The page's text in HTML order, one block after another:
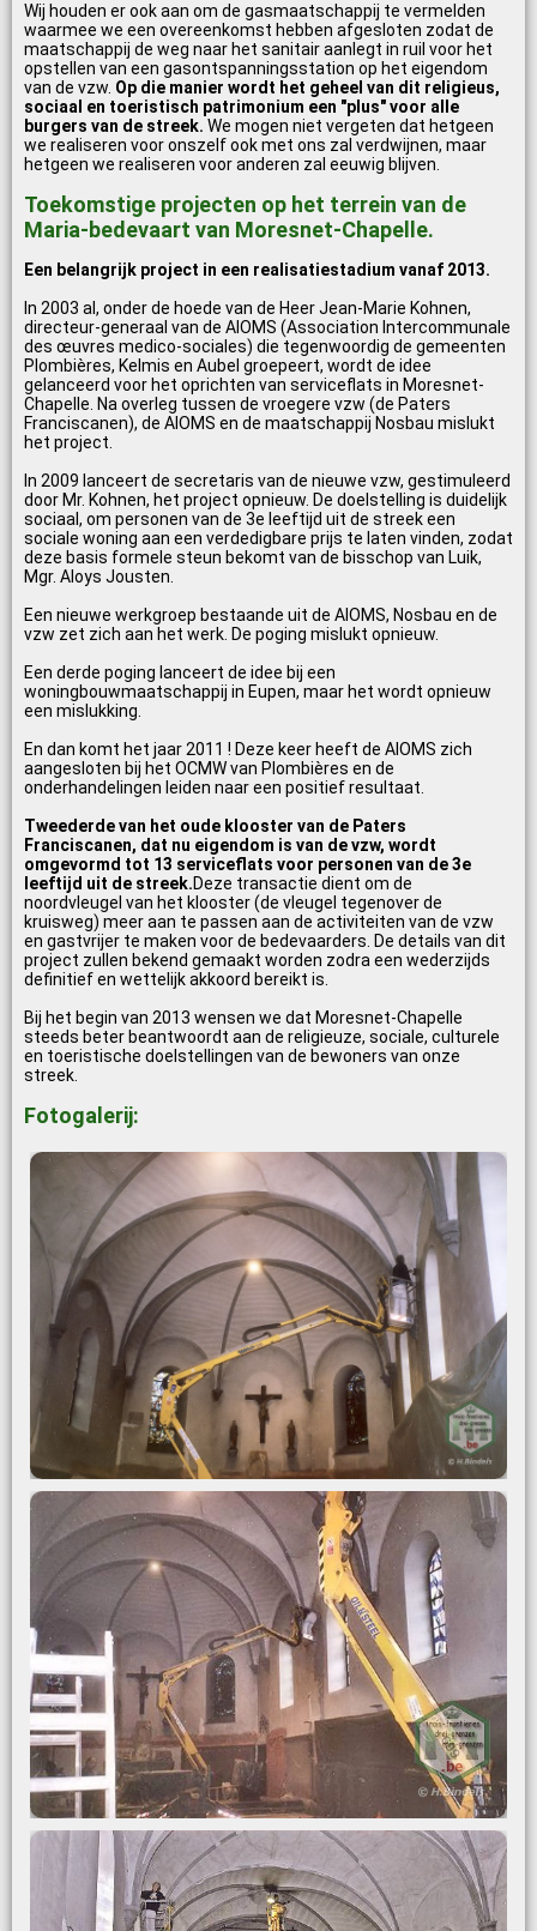
Wij houden er ook aan om de gasmaatschappij te vermelden
waarmee we een overeenkomst hebben afgesloten zodat de
maatschappij de weg naar het sanitair aanlegt in ruil voor het
opstellen van een gasontspanningsstation op het eigendom
van de vzw. Op die manier wordt het geheel van dit religieus,
sociaal en toeristisch patrimonium een "plus" voor alle
burgers van de streek. We mogen niet vergeten dat hetgeen
we realiseren voor onszelf ook met ons zal verdwijnen, maar
hetgeen we realiseren voor anderen zal eeuwig blijven.
Toekomstige projecten op het terrein van de
Maria-bedevaart van Moresnet-Chapelle.
Een belangrijk project in een realisatiestadium vanaf 2013.
In 2003 al, onder de hoede van de Heer Jean-Marie Kohnen,
directeur-generaal van de AIOMS (Association Intercommunale
des œuvres medico-sociales) die tegenwoordig de gemeenten
Plombières, Kelmis en Aubel groepeert, wordt de idee
gelanceerd voor het oprichten van serviceflats in Moresnet-
Chapelle. Na overleg tussen de vroegere vzw (de Paters
Franciscanen), de AIOMS en de maatschappij Nosbau mislukt
het project.
In 2009 lanceert de secretaris van de nieuwe vzw, gestimuleerd
door Mr. Kohnen, het project opnieuw. De doelstelling is duidelijk
sociaal, om personen van de 3e leeftijd uit de streek een
sociale woning aan een verdedigbare prijs te laten vinden, zodat
deze basis formele steun bekomt van de bisschop van Luik,
Mgr. Aloys Jousten.
Een nieuwe werkgroep bestaande uit de AIOMS, Nosbau en de
vzw zet zich aan het werk. De poging mislukt opnieuw.
Een derde poging lanceert de idee bij een
woningbouwmaatschappij in Eupen, maar het wordt opnieuw
een mislukking.
En dan komt het jaar 2011 ! Deze keer heeft de AIOMS zich
aangesloten bij het OCMW van Plombières en de
onderhandelingen leiden naar een positief resultaat.
Tweederde van het oude klooster van de Paters
Franciscanen, dat nu eigendom is van de vzw, wordt
omgevormd tot 13 serviceflats voor personen van de 3e
leeftijd uit de streek.Deze transactie dient om de
noordvleugel van het klooster (de vleugel tegenover de
kruisweg) meer aan te passen aan de activiteiten van de vzw
en gastvrijer te maken voor de bedevaarders. De details van dit
project zullen bekend gemaakt worden zodra een wederzijds
definitief en wettelijk akkoord bereikt is.
Bij het begin van 2013 wensen we dat Moresnet-Chapelle
steeds beter beantwoordt aan de religieuze, sociale, culturele
en toeristische doelstellingen van de bewoners van onze
streek.
Fotogalerij: